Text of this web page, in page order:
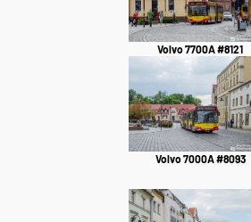
Volvo 7700A #8121
Volvo 7000A #8093